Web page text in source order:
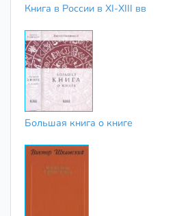
Книга в России в XI-XIII вв
Большая книга о книге